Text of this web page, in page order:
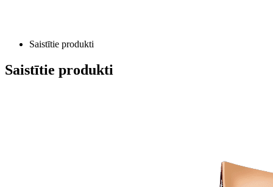
Saistītie produkti
Saistītie produkti